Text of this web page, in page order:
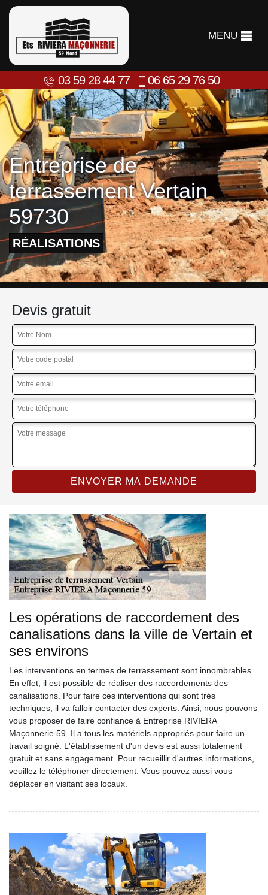
MENU
03 59 28 44 77 06 65 29 76 50
Entreprise de
terrassement Vertain
59730
RÉALISATIONS
Devis gratuit
Les opérations de raccordement des
canalisations dans la ville de Vertain et
ses environs
Les interventions en termes de terrassement sont innombrables.
En effet, il est possible de réaliser des raccordements des
canalisations. Pour faire ces interventions qui sont très
techniques, il va falloir contacter des experts. Ainsi, nous pouvons
vous proposer de faire confiance à Entreprise RIVIERA
Maçonnerie 59. Il a tous les matériels appropriés pour faire un
travail soigné. L'établissement d'un devis est aussi totalement
gratuit et sans engagement. Pour recueillir d'autres informations,
veuillez le téléphoner directement. Vous pouvez aussi vous
déplacer en visitant ses locaux.